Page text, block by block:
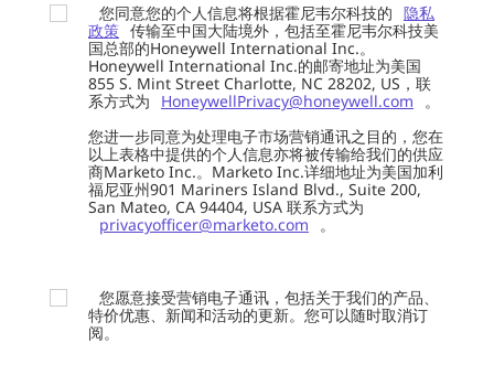
您同意您的个人信息将根据霍尼韦尔科技的 隐私
政策 传输至中国大陆境外，包括至霍尼韦尔科技美
国总部的Honeywell International Inc.。
Honeywell International Inc.的邮寄地址为美国
855 S. Mint Street Charlotte, NC 28202, US，联
系方式为
HoneywellPrivacy@honeywell.com
。
您进一步同意为处理电子市场营销通讯之目的，您在
以上表格中提供的个人信息亦将被传输给我们的供应
商Marketo Inc.。Marketo Inc.详细地址为美国加利
福尼亚州901 Mariners Island Blvd., Suite 200,
San Mateo, CA 94404, USA 联系方式为
privacyofficer@marketo.com
。
您愿意接受营销电子通讯，包括关于我们的产品、
特价优惠、新闻和活动的更新。您可以随时取消订
阅。